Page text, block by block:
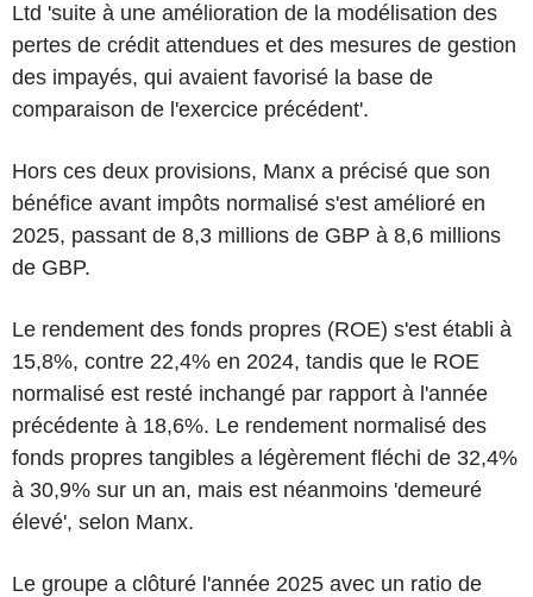
Ltd 'suite à une amélioration de la modélisation des
pertes de crédit attendues et des mesures de gestion
des impayés, qui avaient favorisé la base de
comparaison de l'exercice précédent'.
Hors ces deux provisions, Manx a précisé que son
bénéfice avant impôts normalisé s'est amélioré en
2025, passant de 8,3 millions de GBP à 8,6 millions
de GBP.
Le rendement des fonds propres (ROE) s'est établi à
15,8%, contre 22,4% en 2024, tandis que le ROE
normalisé est resté inchangé par rapport à l'année
précédente à 18,6%. Le rendement normalisé des
fonds propres tangibles a légèrement fléchi de 32,4%
à 30,9% sur un an, mais est néanmoins 'demeuré
élevé', selon Manx.
Le groupe a clôturé l'année 2025 avec un ratio de